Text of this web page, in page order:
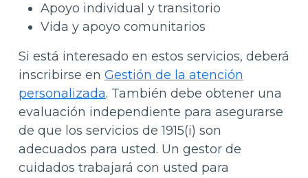
Apoyo individual y transitorio
Vida y apoyo comunitarios
Si está interesado en estos servicios, deberá
inscribirse en Gestión de la atención
personalizada. También debe obtener una
evaluación independiente para asegurarse
de que los servicios de 1915(i) son
adecuados para usted. Un gestor de
cuidados trabajará con usted para